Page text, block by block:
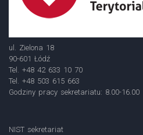
ul. Zielona 18
90-601 Łódź
Tel. +48 42 633 10 70
Tel. +48 503 615 663
Godziny pracy sekretariatu: 8.00-16.00
NIST sekretariat